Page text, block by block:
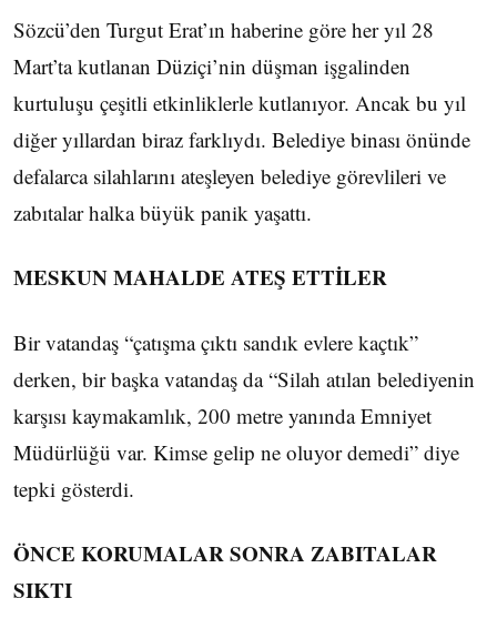
Sözcü’den Turgut Erat’ın haberine göre her yıl 28
Mart’ta kutlanan Düziçi’nin düşman işgalinden
kurtuluşu çeşitli etkinliklerle kutlanıyor. Ancak bu yıl
diğer yıllardan biraz farklıydı. Belediye binası önünde
defalarca silahlarını ateşleyen belediye görevlileri ve
zabıtalar halka büyük panik yaşattı.
MESKUN MAHALDE ATEŞ ETTİLER
Bir vatandaş “çatışma çıktı sandık evlere kaçtık”
derken, bir başka vatandaş da “Silah atılan belediyenin
karşısı kaymakamlık, 200 metre yanında Emniyet
Müdürlüğü var. Kimse gelip ne oluyor demedi” diye
tepki gösterdi.
ÖNCE KORUMALAR SONRA ZABITALAR
SIKTI